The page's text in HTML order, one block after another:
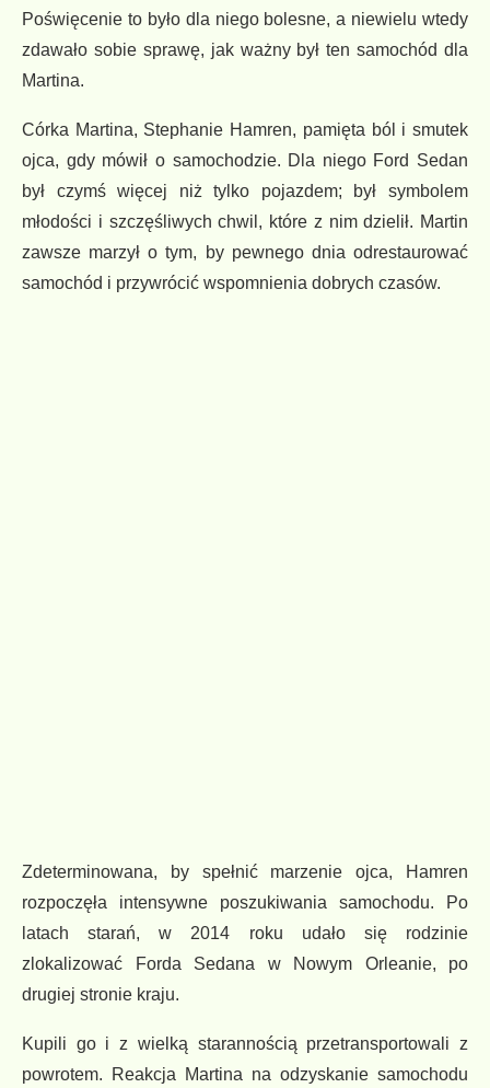
Poświęcenie to było dla niego bolesne, a niewielu wtedy
zdawało sobie sprawę, jak ważny był ten samochód dla
Martina.
Córka Martina, Stephanie Hamren, pamięta ból i smutek
ojca, gdy mówił o samochodzie. Dla niego Ford Sedan
był czymś więcej niż tylko pojazdem; był symbolem
młodości i szczęśliwych chwil, które z nim dzielił. Martin
zawsze marzył o tym, by pewnego dnia odrestaurować
samochód i przywrócić wspomnienia dobrych czasów.
Zdeterminowana, by spełnić marzenie ojca, Hamren
rozpoczęła intensywne poszukiwania samochodu. Po
latach starań, w 2014 roku udało się rodzinie
zlokalizować Forda Sedana w Nowym Orleanie, po
drugiej stronie kraju.
Kupili go i z wielką starannością przetransportowali z
powrotem. Reakcja Martina na odzyskanie samochodu